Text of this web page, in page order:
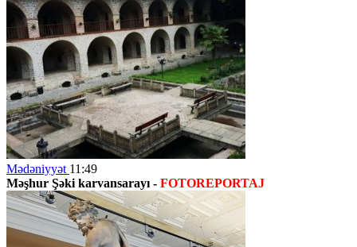
Mədəniyyət 11:49
Məşhur Şəki karvansarayı - FOTOREPORTAJ